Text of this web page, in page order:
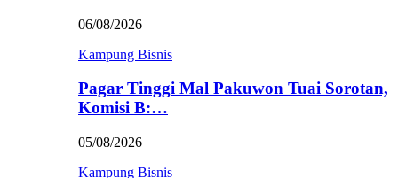
06/08/2026
Kampung Bisnis
Pagar Tinggi Mal Pakuwon Tuai Sorotan,
Komisi B:…
05/08/2026
Kampung Bisnis